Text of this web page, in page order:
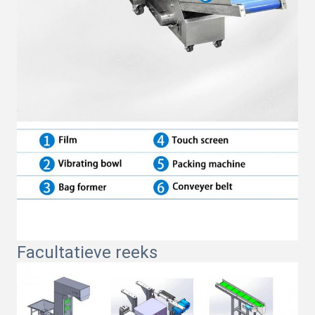
Facultatieve reeks